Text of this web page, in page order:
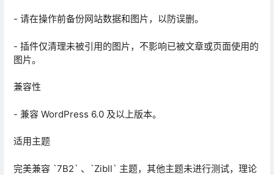
- 请在操作前备份网站数据和图片，以防误删。
- 插件仅清理未被引用的图片，不影响已被文章或页面使用的
图片。
兼容性
- 兼容 WordPress 6.0 及以上版本。
适用主题
完美兼容 `7B2` 、`Zibll` 主题，其他主题未进行测试，理论